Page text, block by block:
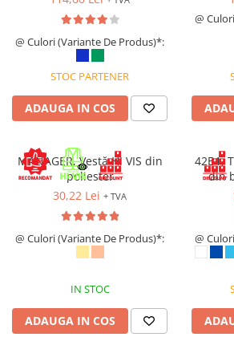
Costume | Combinezoane
Impermeabile
Pantaloni Impermeabili
Pelerine | Jachete Impermeabile
Imbracaminte TERMOIZOLANTĂ
Pantaloni Termoizolanti
Costume | Combinezoane
Termoizolante
Veste Termoizolante
(HI-VIS)
Pantaloni si salopete reflectorizante
(HI-VIS)
Costume reflectorizante (HI-VIS)
@ Culori (Variante De Produs)*:
STOC PARTENER
ADAUGA IN COS
@
MANAGER, Vestă HI VIS din
poliester
30,22 Lei + TVA
@ Culori (Variante De Produs)*:
IN STOC
ADAUGA IN COS
42B1,
din
@